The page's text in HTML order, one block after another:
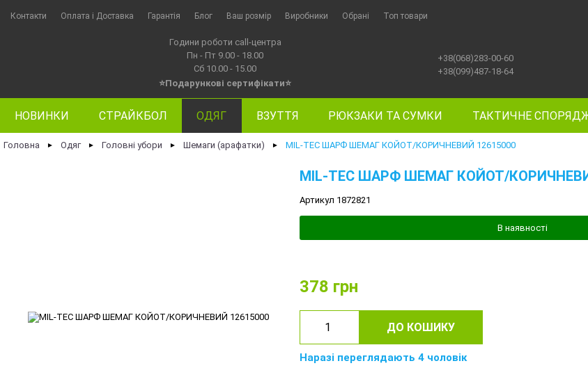
Контакти Оплата i Доставка Гарантія Блог Ваш розмір Виробники Обрані Топ товари
Години роботи call-центра
Пн - Пт 9.00 - 18.00
Сб 10.00 - 15.00
⭐Подарункові сертифікати⭐
+38(068)283-00-60
+38(099)487-18-64
НОВИНКИ СТРАЙКБОЛ ОДЯГ ВЗУТТЯ РЮКЗАКИ ТА СУМКИ ТАКТИЧНЕ
Головна ► Одяг ► Головні убори ► Шемаги (арафатки) ► MIL-TEC ШАРФ ШЕМАГ КОЙОТ/КОРИЧНЕВИЙ 12615000
MIL-TEC ШАРФ ШЕМАГ КОЙОТ/
Артикул 1872821
В наявності
378 грн
ДО КОШИКУ
Наразі переглядають 4 чоловік